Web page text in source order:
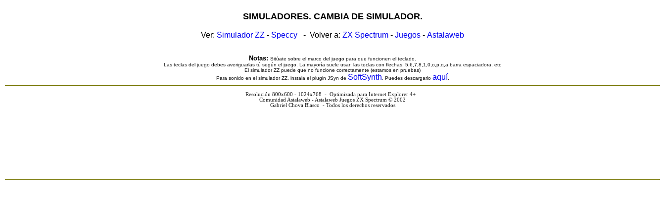
SIMULADORES. CAMBIA DE SIMULADOR.
Ver: Simulador ZZ - Speccy - Volver a: ZX Spectrum - Juegos - Astalaweb
Notas: Sitúate sobre el marco del juego para que funcionen el teclado.
Las teclas del juego debes averiguarlas tú según el juego. La mayoría suele usar: las teclas con flechas, 5,6,7,8,1,0,o,p,q,a,barra espaciadora, etc
El simulador ZZ puede que no funcione correctamente (estamos en pruebas)
Para sonido en el simulador ZZ, instala el plugin JSyn de SoftSynth . Puedes descargarlo aquí
Resolución 800x600 - 1024x768 - Optimizada para Internet Explorer 4+
Comunidad Astalaweb - Astalaweb Juegos ZX Spectrum © 2002
Gabriel Chova Blasco - Todos los derechos reservados